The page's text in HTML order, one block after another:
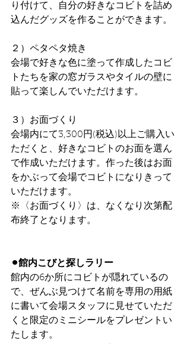
り付けて、自分の好きなコビトを詰め
込んだグッズを作ることができます。
２）ペタペタ焼き
会場で好きな色に塗って作成したコビ
トたちを家の窓ガラスやタイルの壁に
貼って楽しんでいただけます。
３）お面づくり
会場内にて3,300円(税込)以上ご購入い
ただくと、好きなコビトのお面を選ん
で作成いただけます。作った後はお面
をかぶって会場でコビトになりきって
いただけます。
※〈お面づくり〉は、なくなり次第配
布終了となります。
⚫︎館内こびと探しラリー
館内の6か所にコビトが隠れているの
で、ぜんぶ見つけて名前を専用の用紙
に書いて会場スタッフに見せていただ
くと限定のミニシールをプレゼントい
たします。